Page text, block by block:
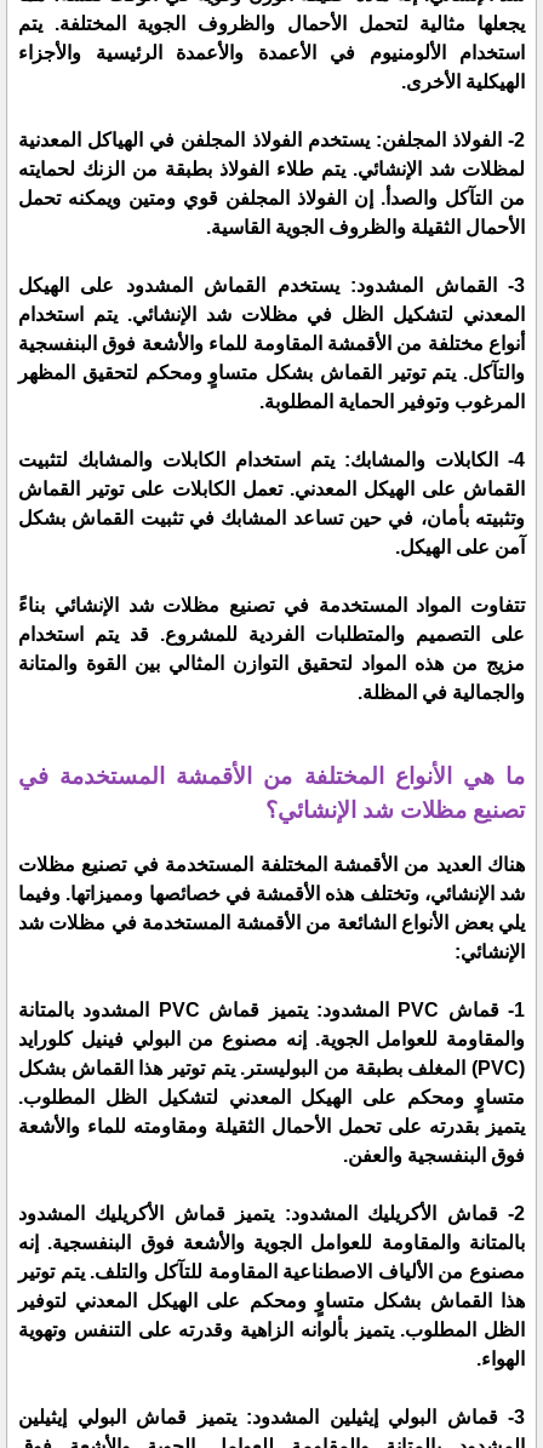
يجعلها مثالية لتحمل الأحمال والظروف الجوية المختلفة. يتم
استخدام الألومنيوم في الأعمدة والأعمدة الرئيسية والأجزاء
الهيكلية الأخرى.
2- الفولاذ المجلفن: يستخدم الفولاذ المجلفن في الهياكل المعدنية
لمظلات شد الإنشائي. يتم طلاء الفولاذ بطبقة من الزنك لحمايته
من التآكل والصدأ. إن الفولاذ المجلفن قوي ومتين ويمكنه تحمل
الأحمال الثقيلة والظروف الجوية القاسية.
3- القماش المشدود: يستخدم القماش المشدود على الهيكل
المعدني لتشكيل الظل في مظلات شد الإنشائي. يتم استخدام
أنواع مختلفة من الأقمشة المقاومة للماء والأشعة فوق البنفسجية
والتآكل. يتم توتير القماش بشكل متساوٍ ومحكم لتحقيق المظهر
المرغوب وتوفير الحماية المطلوبة.
4- الكابلات والمشابك: يتم استخدام الكابلات والمشابك لتثبيت
القماش على الهيكل المعدني. تعمل الكابلات على توتير القماش
وتثبيته بأمان، في حين تساعد المشابك في تثبيت القماش بشكل
آمن على الهيكل.
تتفاوت المواد المستخدمة في تصنيع مظلات شد الإنشائي بناءً
على التصميم والمتطلبات الفردية للمشروع. قد يتم استخدام
مزيج من هذه المواد لتحقيق التوازن المثالي بين القوة والمتانة
والجمالية في المظلة.
ما هي الأنواع المختلفة من الأقمشة المستخدمة في
تصنيع مظلات شد الإنشائي؟
هناك العديد من الأقمشة المختلفة المستخدمة في تصنيع مظلات
شد الإنشائي، وتختلف هذه الأقمشة في خصائصها ومميزاتها. وفيما
يلي بعض الأنواع الشائعة من الأقمشة المستخدمة في مظلات شد
الإنشائي:
1- قماش PVC المشدود: يتميز قماش PVC المشدود بالمتانة
والمقاومة للعوامل الجوية. إنه مصنوع من البولي فينيل كلورايد
(PVC) المغلف بطبقة من البوليستر. يتم توتير هذا القماش بشكل
متساوٍ ومحكم على الهيكل المعدني لتشكيل الظل المطلوب.
يتميز بقدرته على تحمل الأحمال الثقيلة ومقاومته للماء والأشعة
فوق البنفسجية والعفن.
2- قماش الأكريليك المشدود: يتميز قماش الأكريليك المشدود
بالمتانة والمقاومة للعوامل الجوية والأشعة فوق البنفسجية. إنه
مصنوع من الألياف الاصطناعية المقاومة للتآكل والتلف. يتم توتير
هذا القماش بشكل متساوٍ ومحكم على الهيكل المعدني لتوفير
الظل المطلوب. يتميز بألوانه الزاهية وقدرته على التنفس وتهوية
الهواء.
3- قماش البولي إيثيلين المشدود: يتميز قماش البولي إيثيلين